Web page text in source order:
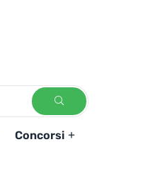
Concorsi